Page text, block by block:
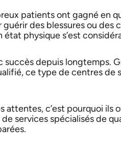
patients ont gagné en
des blessures ou des
physique s’est
depuis longtemps.
ce type de centres de
attentes, c’est pourquoi
services spécialisés de